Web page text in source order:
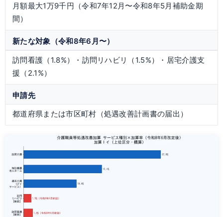
月額最大1万9千円（令和7年12月〜令和8年5月補助金期
間）
新たな対象（令和8年6月〜）
訪問看護（1.8%）・訪問リハビリ（1.5%）・居宅介護支
援（2.1%）
申請先
都道府県または市区町村（処遇改善計画書の届出）